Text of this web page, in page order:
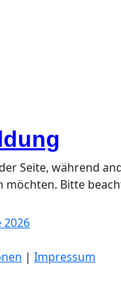
Seite, während
Bitte
| Impressum